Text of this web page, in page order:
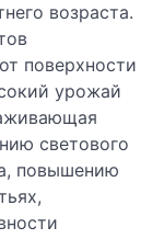
возраста.
поверхности
урожай
светового
повышению